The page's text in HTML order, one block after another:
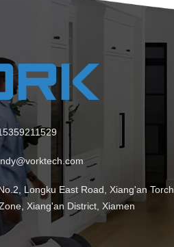
Longku East Road, Xiang'an Torch
Xiang'an District, Xiamen